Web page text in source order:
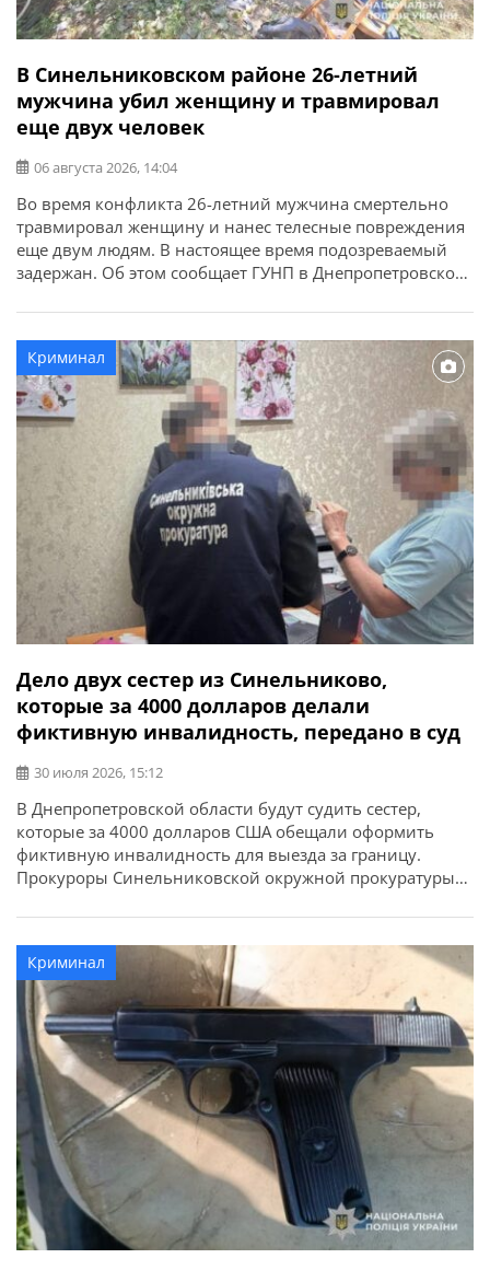
В Синельниковском районе 26-летний
мужчина убил женщину и травмировал
еще двух человек
06 августа 2026, 14:04
Во время конфликта 26-летний мужчина смертельно
травмировал женщину и нанес телесные повреждения
еще двум людям. В настоящее время подозреваемый
задержан. Об этом сообщает ГУНП в Днепропетровской
поселков Синельниковского района во время
совместного употребления алкогольных напитков
между несколькими людьми возник конфликт. Во
время ссоры злоумышленник нанес потерпевшим […]
Криминал
Дело двух сестер из Синельниково,
которые за 4000 долларов делали
фиктивную инвалидность, передано в суд
30 июля 2026, 15:12
В Днепропетровской области будут судить сестер,
которые за 4000 долларов США обещали оформить
фиктивную инвалидность для выезда за границу.
Прокуроры Синельниковской окружной прокуратуры
двух жительниц Синельниковского района, которые
организовали схему незаконного оформления
фиктивной инвалидности для военнообязанных
мужчин. Об этом сообщает Днепропетровская
областная прокуратура. Следствием установлено, что
обвиняемые подыскивали клиентов среди […]
Криминал